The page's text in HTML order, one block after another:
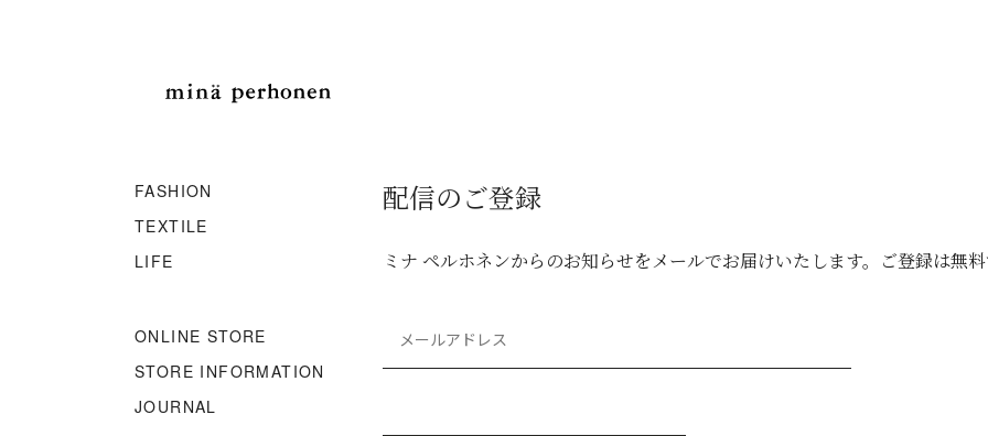
FASHION
TEXTILE
LIFE
ONLINE STORE
STORE INFORMATION
JOURNAL
配信のご登録
ミナ ペルホネンからのお知らせをメールでお届けいたします。ご登録は無